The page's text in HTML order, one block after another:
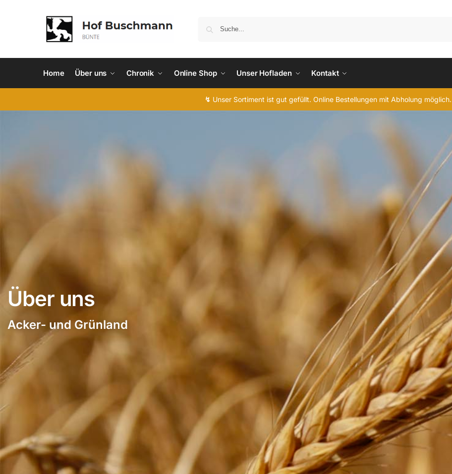
Home Über uns Chronik Online Shop Unser Hofladen Kontakt
↯ Unser Sortiment ist gut gefüllt. Online Bestellungen mit Abholung möglich.
Über uns
Acker- und Grünland